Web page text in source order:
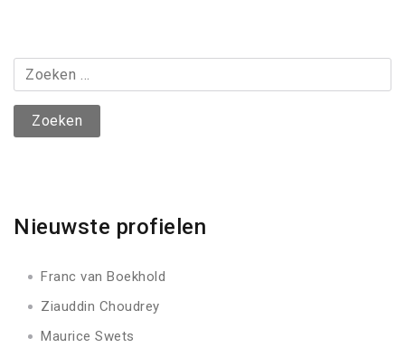
Zoeken
naar:
Nieuwste profielen
Franc van Boekhold
Ziauddin Choudrey
Maurice Swets